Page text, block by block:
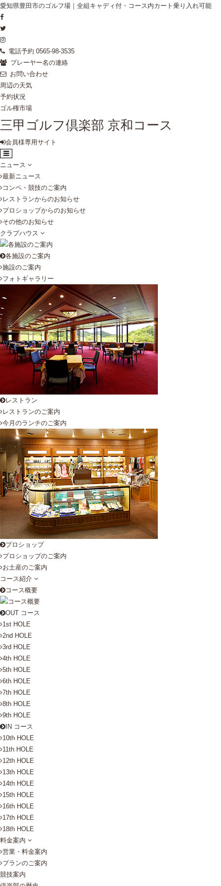
愛知県豊田市のゴルフ場｜全組キャディ付・コース内カート乗り入れ可能
電話予約 0565-98-3535
プレーヤー名の連絡
お問い合わせ
周辺の天気
予約状況
ゴル権市場
三甲ゴルフ倶楽部 京和コース
会員様専用サイト
ニュース
最新ニュース
コンペ・競技のご案内
レストランからのお知らせ
プロショップからのお知らせ
その他のお知らせ
クラブハウス
各施設のご案内
施設のご案内
フォトギャラリー
レストラン
レストランのご案内
今月のランチのご案内
プロショップ
プロショップのご案内
お土産のご案内
コース紹介
コース概要
OUT コース
1st HOLE
2nd HOLE
3rd HOLE
4th HOLE
5th HOLE
6th HOLE
7th HOLE
8th HOLE
9th HOLE
IN コース
10th HOLE
11th HOLE
12th HOLE
13th HOLE
14th HOLE
15th HOLE
16th HOLE
17th HOLE
18th HOLE
料金案内
営業・料金案内
プランのご案内
競技案内